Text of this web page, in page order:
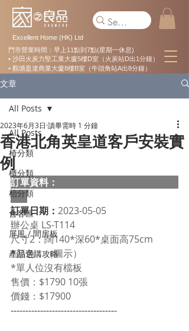
Excellent Home (HK) Ltd
門市營業時間：早上11點到7點(星期一休息)
• 沙田火炭力堅工業大廈5樓D室（火炭站D出1分鐘）
• 觀塘盈達商業大廈8樓B室（牛頭角站A出8分鐘）
文章
All Posts
椅分類
櫃分類
枱分類
會客區
屏風 / 間房板
產品選購攻略
All Posts
香港北角英皇道客戶安裝實
例
2023年6月3日 讀畢需時 1 分鐘
訂單資料：
訂單日期： 2023-05-05
辦公桌 LS-T114
尺寸2：闊140*深60*桌面高75cm
*顏色：（圖示）
*單人位沒有檔板
售價：$1790 10張
價錢：$17900
------------------------------------